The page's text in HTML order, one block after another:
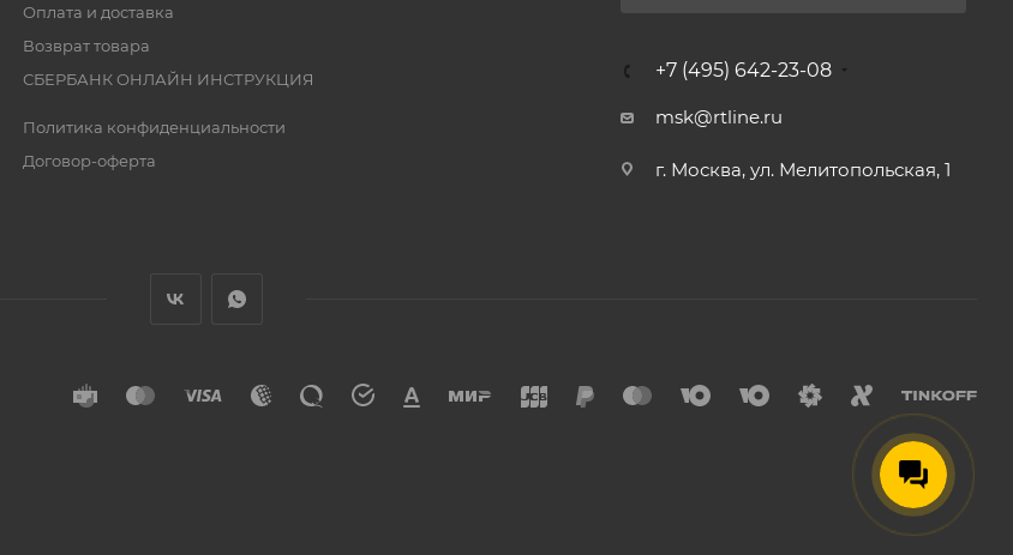
Оплата и доставка
Возврат товара
СБЕРБАНК ОНЛАЙН ИНСТРУКЦИЯ
Политика конфиденциальности
Договор-оферта
+7 (495) 642-23-08
msk@rtline.ru
г. Москва, ул. Мелитопольская, 1